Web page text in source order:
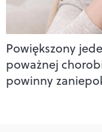
Powiększony
poważnej
powinny